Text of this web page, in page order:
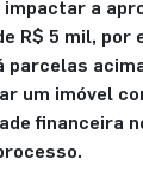
a
R$ 5 mil, por
um imóvel
financeira